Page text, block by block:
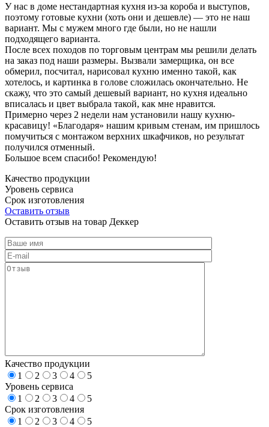
У нас в доме нестандартная кухня из-за короба и выступов,
поэтому готовые кухни (хоть они и дешевле) — это не наш
вариант. Мы с мужем много где были, но не нашли
подходящего варианта.
После всех походов по торговым центрам мы решили делать
на заказ под наши размеры. Вызвали замерщика, он все
обмерил, посчитал, нарисовал кухню именно такой, как
хотелось, и картинка в голове сложилась окончательно. Не
скажу, что это самый дешевый вариант, но кухня идеально
вписалась и цвет выбрала такой, как мне нравится.
Примерно через 2 недели нам установили нашу кухню-
красавицу! «Благодаря» нашим кривым стенам, им пришлось
помучиться с монтажом верхних шкафчиков, но результат
получился отменный.
Большое всем спасибо! Рекомендую!
Качество продукции
Уровень сервиса
Срок изготовления
Оставить отзыв
Оставить отзыв на товар Деккер
Качество продукции
1
2 3 4
5
Уровень сервиса
1
2 3 4
5
Срок изготовления
1
2 3 4
5